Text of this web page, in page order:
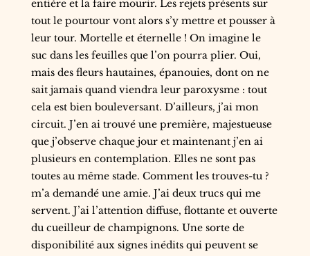
entière et la faire mourir. Les rejets présents sur
tout le pourtour vont alors s’y mettre et pousser à
leur tour. Mortelle et éternelle ! On imagine le
suc dans les feuilles que l’on pourra plier. Oui,
mais des fleurs hautaines, épanouies, dont on ne
sait jamais quand viendra leur paroxysme : tout
cela est bien bouleversant. D’ailleurs, j’ai mon
circuit. J’en ai trouvé une première, majestueuse
que j’observe chaque jour et maintenant j’en ai
plusieurs en contemplation. Elles ne sont pas
toutes au même stade. Comment les trouves-tu ?
m’a demandé une amie. J’ai deux trucs qui me
servent. J’ai l’attention diffuse, flottante et ouverte
du cueilleur de champignons. Une sorte de
disponibilité aux signes inédits qui peuvent se